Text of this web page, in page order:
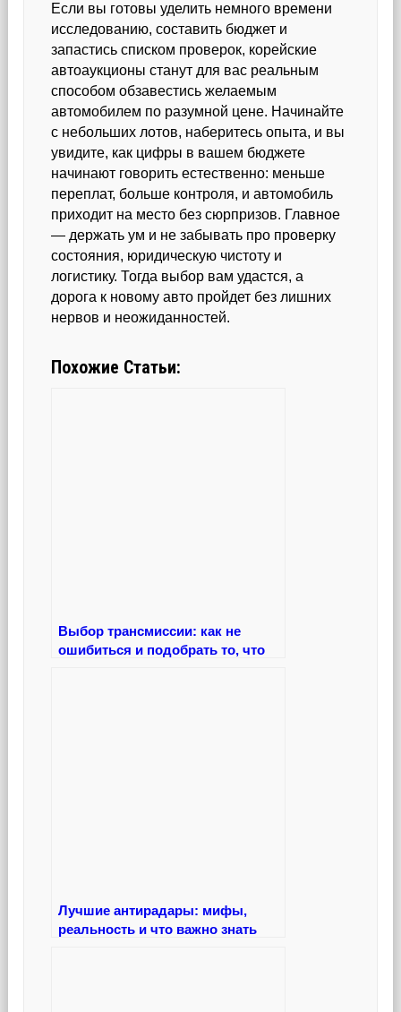
Если вы готовы уделить немного времени
исследованию, составить бюджет и
запастись списком проверок, корейские
автоаукционы станут для вас реальным
способом обзавестись желаемым
автомобилем по разумной цене. Начинайте
с небольших лотов, наберитесь опыта, и вы
увидите, как цифры в вашем бюджете
начинают говорить естественно: меньше
переплат, больше контроля, и автомобиль
приходит на место без сюрпризов. Главное
— держать ум и не забывать про проверку
состояния, юридическую чистоту и
логистику. Тогда выбор вам удастся, а
дорога к новому авто пройдет без лишних
нервов и неожиданностей.
Похожие Статьи:
Выбор трансмиссии: как не
ошибиться и подобрать то, что
Лучшие антирадары: мифы,
реальность и что важно знать